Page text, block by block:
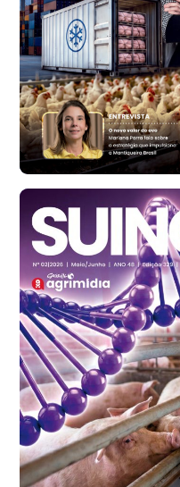
Ovo Branco - Regional
Bastos (SP)
R$ 134,40
cx
Ovo Vermelho -
Bastos (SP)
R$ 147,87
cx
Frango - Indicador
SP
R$ 7,13
kg
Frango - Indicador
SP
R$ 7,15
kg
Trigo Atacado -
PR
R$ 1.414,20
t
Trigo Atacado -